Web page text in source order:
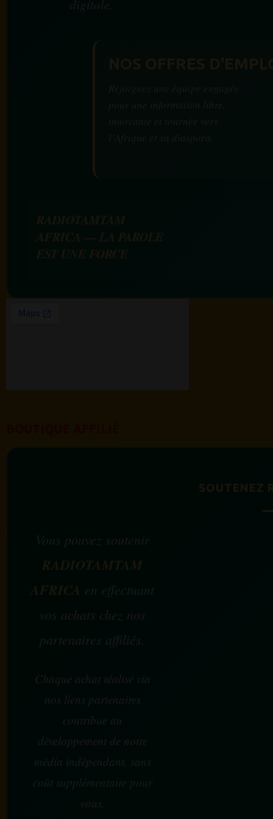
digitale.
SOUTENEZ
Vous pouvez soutenir
RADIOTAMTAM
AFRICA en effectuant
vos achats chez nos
partenaires affiliés.
Chaque achat réalisé via
nos liens partenaires
contribue au
développement de notre
média indépendant, sans
coût supplémentaire pour
vous.